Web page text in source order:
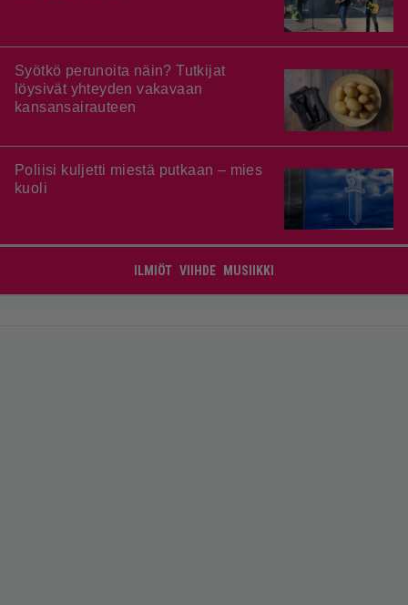
Syötkö perunoita näin? Tutkijat
löysivät yhteyden vakavaan
kansansairauteen
Poliisi kuljetti miestä putkaan – mies
kuoli
ILMIÖT VIIHDE MUSIIKKI